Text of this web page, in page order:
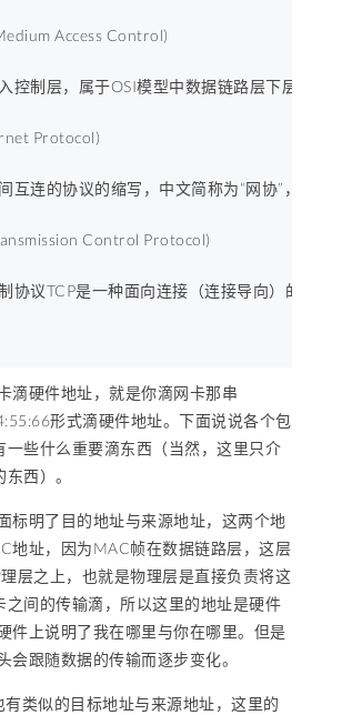
Access Control)
控制层，属于OSI模型中数据链路层下层子层
Protocol)
互连的协议的缩写，中文简称为“网协”，也
Control Protocol)
协议TCP是一种面向连接（连接导向）的、
滴硬件地址，就是你滴网卡那串
形式滴硬件地址。下面说说各个包
一些什么重要滴东西（当然，这里只介
西）。
标明了目的地址与来源地址，这两个地
地址，因为MAC帧在数据链路层，这层
层之上，也就是物理层是直接负责将这
之间的传输滴，所以这里的地址是硬件
件上说明了我在哪里与你在哪里。但是
会跟随数据的传输而逐步变化。
有类似的目标地址与来源地址，这里的